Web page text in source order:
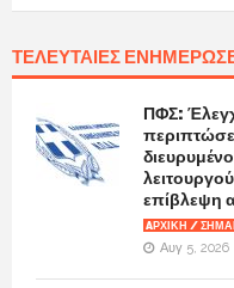
ΤΕΛΕΥΤΑΙΕΣ
ΠΦΣ:
επίβλεψη
AΡΧΙΚΉ /
Αυγ 5, 2026